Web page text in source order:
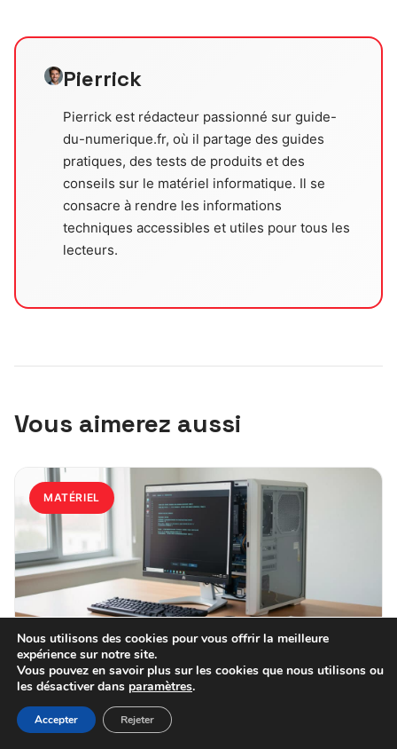
Pierrick
Pierrick est rédacteur passionné sur guide-
du-numerique.fr, où il partage des guides
pratiques, des tests de produits et des
conseils sur le matériel informatique. Il se
consacre à rendre les informations
techniques accessibles et utiles pour tous les
lecteurs.
Vous aimerez aussi
MATÉRIEL
5 août 2026
PC sans système d’exploitation : bien
choisir
Nous utilisons des cookies pour vous offrir la meilleure
expérience sur notre site.
Vous pouvez en savoir plus sur les cookies que nous utilisons ou
les désactiver dans paramètres.
Accepter Rejeter